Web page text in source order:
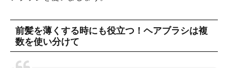
前髪を薄くする時にも役立つ！ヘアブラシは複
数を使い分けて